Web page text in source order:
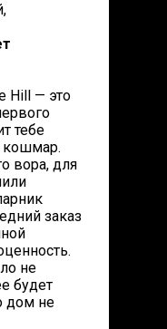
Hill — это
тебе
кошмар.
вора, для
заказ
не
будет
дом не